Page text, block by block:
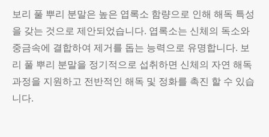
보리 풀 뿌리 분말은 높은 엽록소 함량으로 인해 해독 특성
을 갖는 것으로 제안되었습니다. 엽록소는 신체의 독소와
중금속에 결합하여 제거를 돕는 능력으로 유명합니다. 보
리 풀 뿌리 분말을 정기적으로 섭취하면 신체의 자연 해독
과정을 지원하고 전반적인 해독 및 정화를 촉진 할 수 있습
니다.